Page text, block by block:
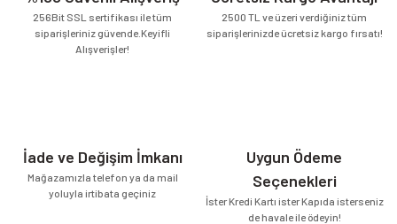
256Bit SSL sertifikası ile tüm
siparişleriniz güvende.Keyifli
Alışverişler!
2500 TL ve üzeri verdiğiniz tüm
siparişlerinizde ücretsiz kargo fırsatı!
İade ve Değişim İmkanı
Mağazamızla telefon ya da mail
yoluyla irtibata geçiniz
Uygun Ödeme
Seçenekleri
İster Kredi Kartı ister Kapıda isterseniz
de havale ile ödeyin!